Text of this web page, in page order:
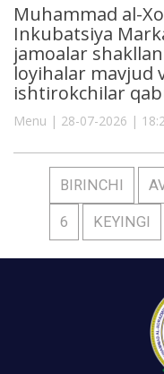
Muhammad al-
Inkubatsiya
jamoalar
loyihalar mavjud
ishtirokchilar
Menu | 28-07-2026 |
BIRINCHI
6 KEYINGI